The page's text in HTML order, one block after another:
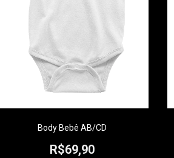
Body Bebê AB/CD
R$69,90